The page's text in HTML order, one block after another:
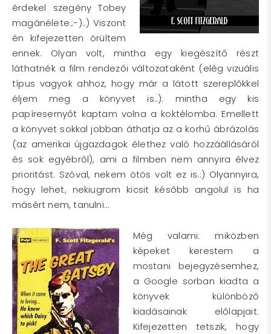
érdekel szegény Tobey
magánélete.;-)..) Viszont
én kifejezetten örültem
ennek. Olyan volt, mintha egy kiegészítő részt
láthatnék a film rendezői változataként (elég vizuális
típus vagyok ahhoz, hogy már a látott szereplőkkel
éljem meg a könyvet is..): mintha egy kis
papíresernyőt kaptam volna a koktélomba. Emellett
a könyvet sokkal jobban áthatja az a korhű ábrázolás
(az amerikai újgazdagok élethez való hozzáállásáról
és sok egyébről), ami a filmben nem annyira élvez
prioritást. Szóval, nekem ötös volt ez is.:) Olyannyira,
hogy lehet, nekiugrom kicsit később angolul is ha
másért nem, tanulni…
Még valami: miközben
képeket kerestem a
mostani bejegyzésemhez,
a Google sorban kiadta a
könyvek különböző
kiadásainak előlapjait.
Kifejezetten tetszik, hogy